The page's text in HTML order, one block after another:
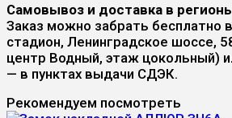
Самовывоз и доставка в
Заказ можно забрать бесплатно
стадион, Ленинградское шоссе,
центр Водный, этаж цокольный)
— в пунктах выдачи СДЭК.
Рекомендуем посмотреть